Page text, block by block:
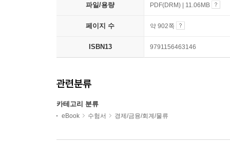
파일/용량 PDF(DRM) | 11.06MB
페이지 수 약 902쪽
ISBN13 9791156463146
관련분류
카테고리 분류
eBook 수험서 경제/금융/회계/물류